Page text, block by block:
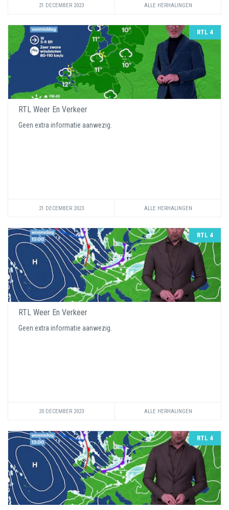
21 DECEMBER 2023 ALLE HERHALINGEN
RTL 4
RTL Weer En Verkeer
Geen extra informatie aanwezig.
21 DECEMBER 2023 ALLE HERHALINGEN
RTL 4
RTL Weer En Verkeer
Geen extra informatie aanwezig.
20 DECEMBER 2023 ALLE HERHALINGEN
RTL 4